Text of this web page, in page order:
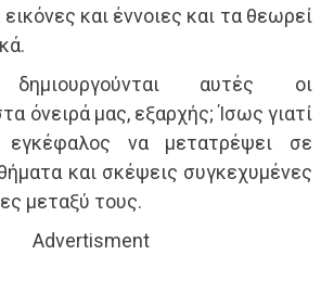
και έννοιες και τα θεωρεί
αυτές οι
όνειρά μας, εξαρχής; Ίσως γιατί
να μετατρέψει σε
και σκέψεις συγκεχυμένες
μεταξύ τους.
Advertisment